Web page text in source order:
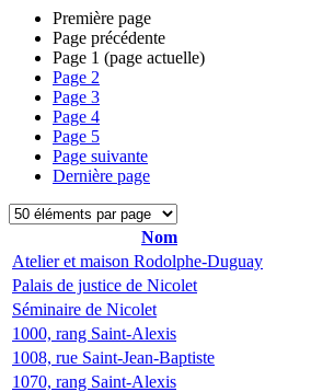
Première page
Page précédente
Page 1 (page actuelle)
Page 2
Page 3
Page 4
Page 5
Page suivante
Dernière page
Nom
Atelier et maison Rodolphe-Duguay
Palais de justice de Nicolet
Séminaire de Nicolet
1000, rang Saint-Alexis
1008, rue Saint-Jean-Baptiste
1070, rang Saint-Alexis